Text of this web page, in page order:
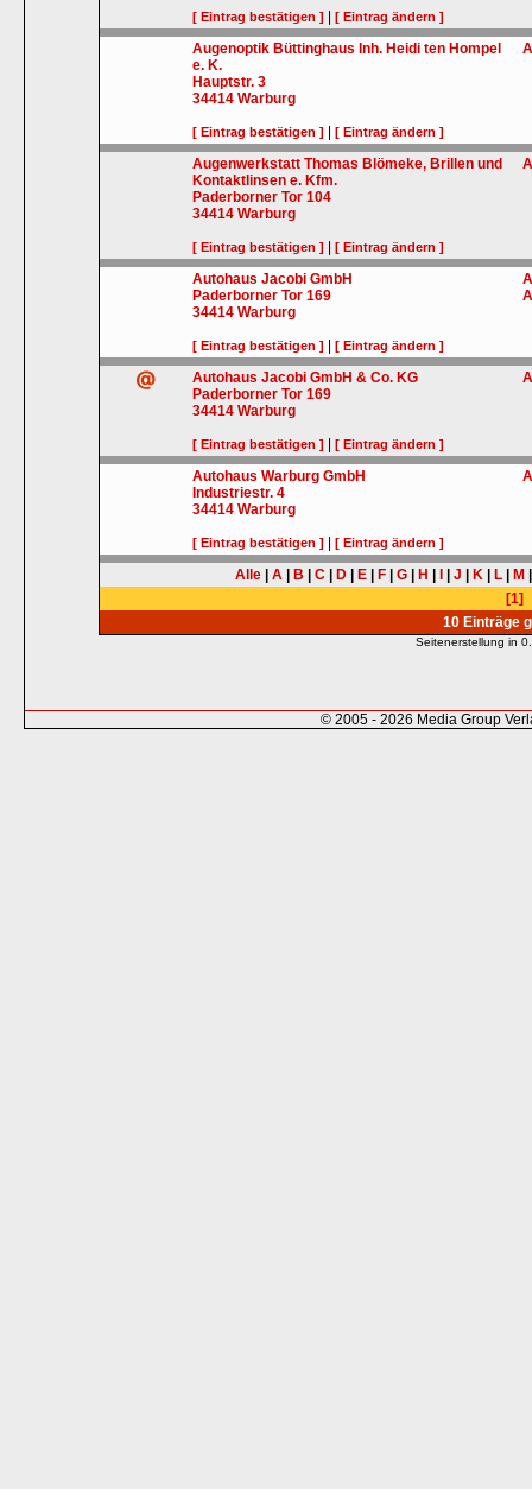
[ Eintrag bestätigen ] |[ Eintrag ändern ]
Augenoptik Büttinghaus Inh. Heidi ten Hompel
e. K.
Hauptstr. 3
34414 Warburg
[ Eintrag bestätigen ] |[ Eintrag ändern ]
Augenwerkstatt Thomas Blömeke, Brillen und
Kontaktlinsen e. Kfm.
Paderborner Tor 104
34414 Warburg
[ Eintrag bestätigen ] |[ Eintrag ändern ]
Autohaus Jacobi GmbH
Paderborner Tor 169
34414 Warburg
[ Eintrag bestätigen ] |[ Eintrag ändern ]
Autohaus Jacobi GmbH & Co. KG
Paderborner Tor 169
34414 Warburg
[ Eintrag bestätigen ] |[ Eintrag ändern ]
Autohaus Warburg GmbH
Industriestr. 4
34414 Warburg
[ Eintrag bestätigen ] |[ Eintrag ändern ]
Alle A B C D E F G H J K L M
[1]
10 Einträge
Seitenerstellung in
© 2005 - 2026 Media Group